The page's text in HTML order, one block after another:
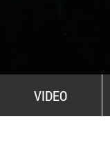
VIDEO